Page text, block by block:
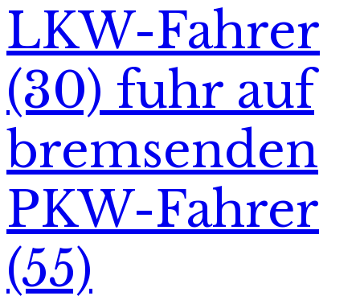
LKW-Fahrer
(30) fuhr auf
bremsenden
PKW-Fahrer
(55)